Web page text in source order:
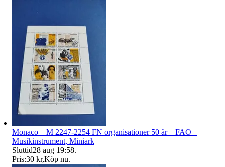
Monaco – M 2247-2254 FN organisationer 50 år – FAO –
Musikinstrument, Miniark
Sluttid28 aug 19:58.
Pris:30 kr,Köp nu.